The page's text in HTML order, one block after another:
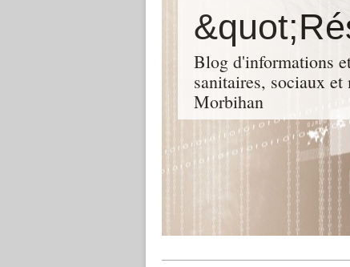
Blog d'informations
sanitaires, sociaux
Morbihan